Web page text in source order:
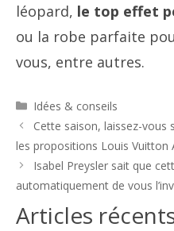
léopard, le top effet
ou la robe parfaite
vous, entre autres.
Catégories
Idées & conseils
Navigation
des
articles
Cette saison, laissez-vous
les propositions Louis Vuitton
Isabel Preysler sait que
automatiquement de vous
Articles